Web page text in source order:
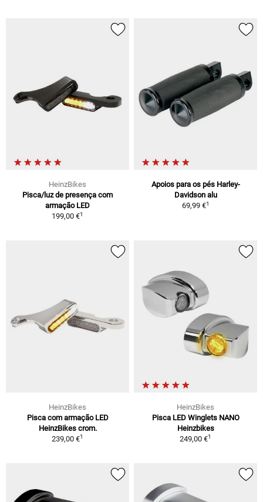
HeinzBikes
Pisca/luz de presença com
armação LED
199,00 €1
Apoios para os pés Harley-
Davidson alu
69,99 €1
HeinzBikes
Pisca com armação LED
HeinzBikes crom.
239,00 €1
HeinzBikes
Pisca LED Winglets NANO
Heinzbikes
249,00 €1